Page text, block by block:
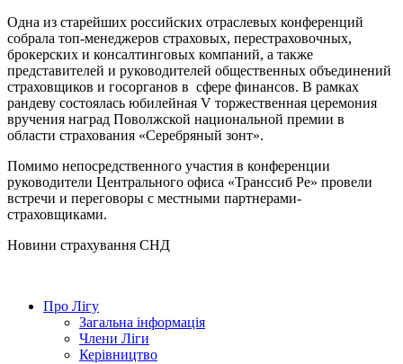
Одна из старейших российских отраслевых конференций
собрала топ-менеджеров страховых, перестраховочных,
брокерских и консалтинговых компаний, а также
представителей и руководителей общественных объединений
страховщиков и госорганов в сфере финансов. В рамках
рандеву состоялась юбилейная V торжественная церемония
вручения наград Поволжской национальной премии в
области страхования «Серебряный зонт».
Помимо непосредственного участия в конференции
руководители Центрального офиса «Транссиб Ре» провели
встречи и переговоры с местными партнерами-
страховщиками.
Новини страхування СНД
Про Лігу
Загальна інформація
Члени Ліги
Керівництво